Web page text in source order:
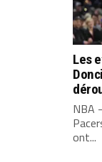
Les
NBA
ont...